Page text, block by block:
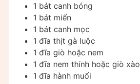
1 bát canh bóng
1 bát miến
1 bát canh mọc
1 đĩa thịt gà luộc
1 đĩa giò hoặc nem
1 đĩa nem thính hoặc giò xào
1 đĩa hành muối